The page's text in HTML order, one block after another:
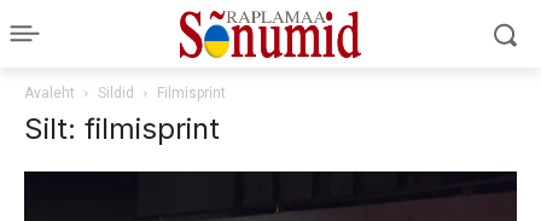
Avaleht Sildid Filmisprint
Silt: filmisprint